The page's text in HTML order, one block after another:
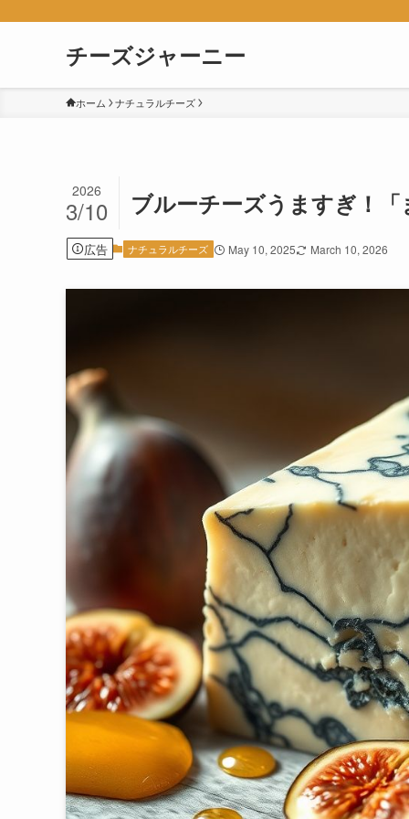
チーズジャーニー
ホーム ナチュラルチーズ
ブルーチーズうますぎ！
2026
3/10
広告 ナチュラルチーズ May 10, 2025 March 10, 2026